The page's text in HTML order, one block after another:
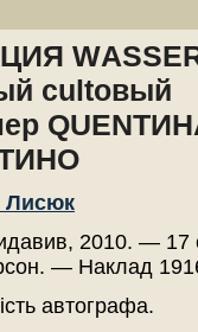
cultовый
Лисюк
2010. — 17
— Наклад
автографа.